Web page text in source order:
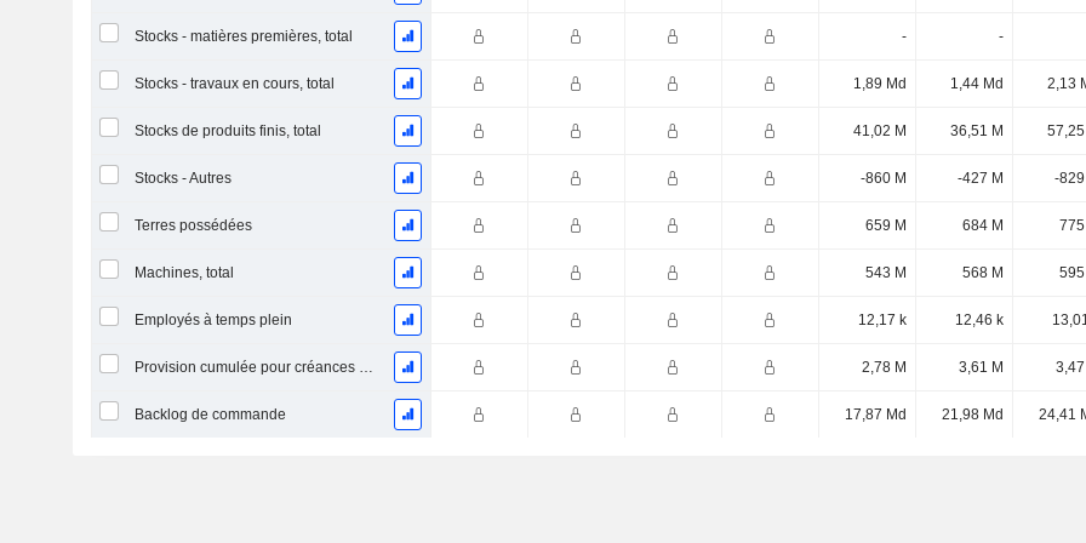
Stocks - matières premières, total - -
Stocks - travaux en cours, total 1,89 Md 1,44 Md 2,13
Stocks de produits finis, total 41,02 M 36,51 M 57,25
Stocks - Autres -860 M -427 M -829
Terres possédées 659 M 684 M 775
Machines, total 543 M 568 M 595
Employés à temps plein 12,17 k 12,46 k
Provision cumulée pour créances douteuses (Supple) 2,78 M 3,61 M 3,47
Backlog de commande 17,87 Md 21,98 Md 24,41